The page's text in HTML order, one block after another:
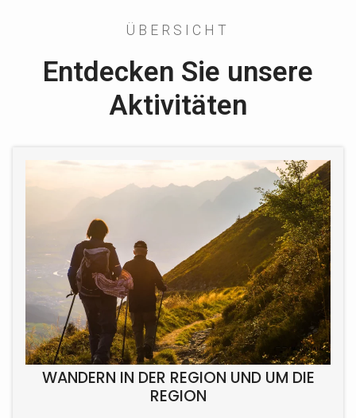
ÜBERSICHT
Entdecken Sie unsere
Aktivitäten
WANDERN IN DER REGION UND UM DIE
REGION